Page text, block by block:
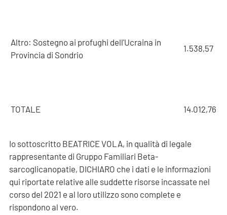
Altro: Sostegno ai profughi dell'Ucraina in
Provincia di Sondrio
1.538,57
TOTALE 14.012,76
Io sottoscritto BEATRICE VOLA, in qualità di legale
rappresentante di Gruppo Familiari Beta-
sarcoglicanopatie, DICHIARO che i dati e le informazioni
qui riportate relative alle suddette risorse incassate nel
corso del 2021 e al loro utilizzo sono complete e
rispondono al vero.